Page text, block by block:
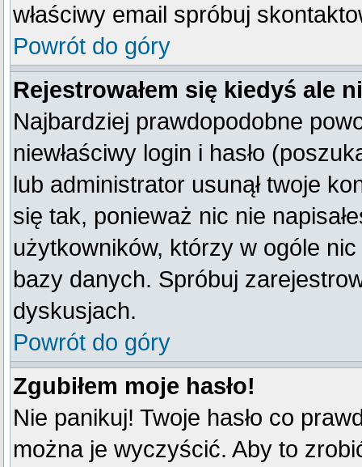
właściwy email spróbuj
Powrót do góry
Rejestrowałem się kiedyś ale
Najbardziej prawdopodobne
niewłaściwy login i hasło
lub administrator usunął twoje
się tak, ponieważ nic nie
użytkowników, którzy w ogóle
bazy danych. Spróbuj
dyskusjach.
Powrót do góry
Zgubiłem moje hasło!
Nie panikuj! Twoje hasło co
można je wyczyścić. Aby to